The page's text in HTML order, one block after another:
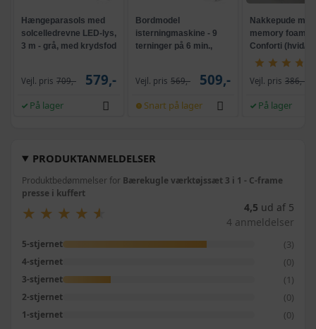
PRODUKTANMELDELSER
Produktbedømmelser for Bærekugle værktøjssæt 3 i 1 - C-frame
presse i kuffert
★
★ ★
★ ★
★ ★
★ ★
★ 4,5 ud af 5
4 anmeldelser
5-stjernet (3)
4-stjernet (0)
3-stjernet (1)
2-stjernet (0)
1-stjernet (0)
Hængeparasols med
solcelledrevne LED-lys,
3 m - grå, med krydsfod
Vejl. pris 709,- 579,-
På lager
Bordmodel
isterningmaskine - 9
terninger på 6 min.,
Vejl. pris 569,- 509,-
Snart på lager
Nakkepude med
memory foam -
Conforti (hvid/
Vejl. pris 386,-
På lager